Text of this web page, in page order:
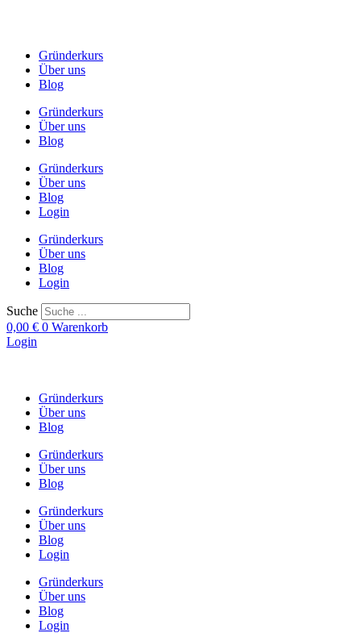
Gründerkurs
Über uns
Blog
Gründerkurs
Über uns
Blog
Gründerkurs
Über uns
Blog
Login
Gründerkurs
Über uns
Blog
Login
Suche
0,00 € 0 Warenkorb
Login
Gründerkurs
Über uns
Blog
Gründerkurs
Über uns
Blog
Gründerkurs
Über uns
Blog
Login
Gründerkurs
Über uns
Blog
Login